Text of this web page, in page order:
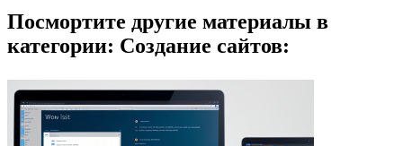
Посмортите другие материалы в
категории: Создание сайтов: